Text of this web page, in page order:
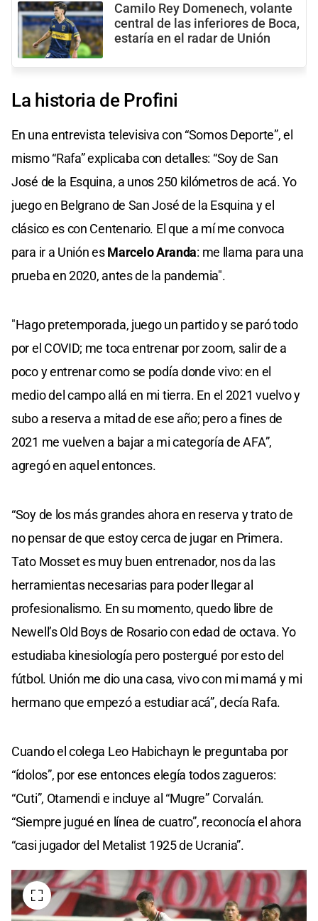
Camilo Rey Domenech, volante
central de las inferiores de Boca,
estaría en el radar de Unión
La historia de Profini
En una entrevista televisiva con “Somos Deporte”, el
mismo “Rafa” explicaba con detalles: “Soy de San
José de la Esquina, a unos 250 kilómetros de acá. Yo
juego en Belgrano de San José de la Esquina y el
clásico es con Centenario. El que a mí me convoca
para ir a Unión esMarcelo Aranda: me llama para una
prueba en 2020, antes de la pandemia".
"Hago pretemporada, juego un partido y se paró todo
por el COVID; me toca entrenar por zoom, salir de a
poco y entrenar como se podía donde vivo: en el
medio del campo allá en mi tierra. En el 2021 vuelvo y
subo a reserva a mitad de ese año; pero a fines de
2021 me vuelven a bajar a mi categoría de AFA”,
agregó en aquel entonces.
“Soy de los más grandes ahora en reserva y trato de
no pensar de que estoy cerca de jugar en Primera.
Tato Mosset es muy buen entrenador, nos da las
herramientas necesarias para poder llegar al
profesionalismo. En su momento, quedo libre de
Newell’s Old Boys de Rosario con edad de octava. Yo
estudiaba kinesiología pero postergué por esto del
fútbol. Unión me dio una casa, vivo con mi mamá y mi
hermano que empezó a estudiar acá”, decía Rafa.
Cuando el colega Leo Habichayn le preguntaba por
“ídolos”, por ese entonces elegía todos zagueros:
“Cuti”, Otamendi e incluye al “Mugre” Corvalán.
“Siempre jugué en línea de cuatro”, reconocía el ahora
“casi jugador del Metalist 1925 de Ucrania”.